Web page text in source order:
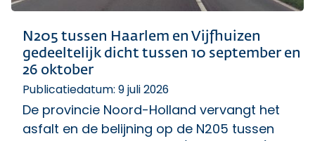
N205 tussen Haarlem en Vijfhuizen
gedeeltelijk dicht tussen 10 september en
26 oktober
Publicatiedatum: 9 juli 2026
De provincie Noord-Holland vervangt het
asfalt en de belijning op de N205 tussen